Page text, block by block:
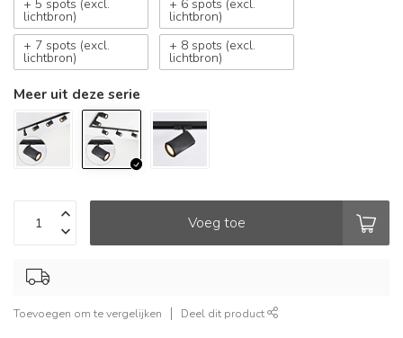
+ 5 spots (excl.
lichtbron)
+ 6 spots (excl.
lichtbron)
+ 7 spots (excl.
lichtbron)
+ 8 spots (excl.
lichtbron)
Meer uit deze serie
Voeg toe
Toevoegen om te vergelijken Deel dit product